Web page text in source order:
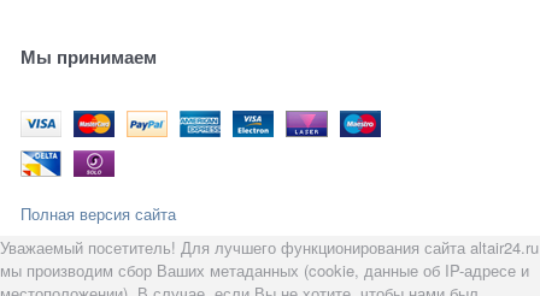
Мы принимаем
Полная версия сайта
Уважаемый посетитель! Для лучшего функционирования сайта altair24.ru
мы производим сбор Ваших метаданных (cookie, данные об IP-адресе и